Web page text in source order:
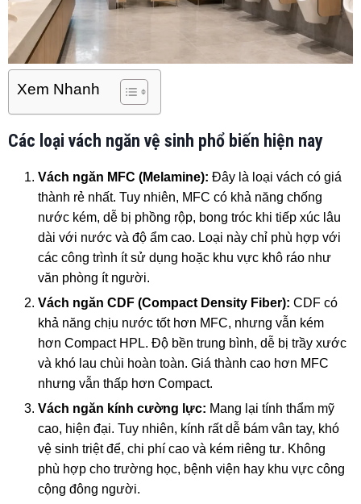
Xem Nhanh
Các loại vách ngăn vệ sinh phổ biến hiện nay
Vách ngăn MFC (Melamine): Đây là loại vách có giá
thành rẻ nhất. Tuy nhiên, MFC có khả năng chống
nước kém, dễ bị phồng rộp, bong tróc khi tiếp xúc lâu
dài với nước và độ ẩm cao. Loại này chỉ phù hợp với
các công trình ít sử dụng hoặc khu vực khô ráo như
văn phòng ít người.
Vách ngăn CDF (Compact Density Fiber): CDF có
khả năng chịu nước tốt hơn MFC, nhưng vẫn kém
hơn Compact HPL. Độ bền trung bình, dễ bị trầy xước
và khó lau chùi hoàn toàn. Giá thành cao hơn MFC
nhưng vẫn thấp hơn Compact.
Vách ngăn kính cường lực: Mang lại tính thẩm mỹ
cao, hiện đại. Tuy nhiên, kính rất dễ bám vân tay, khó
vệ sinh triệt để, chi phí cao và kém riêng tư. Không
phù hợp cho trường học, bệnh viện hay khu vực công
cộng đông người.